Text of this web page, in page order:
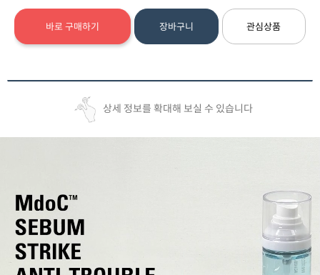
바로 구매하기 장바구니 관심상품
상세 정보를 확대해 보실 수 있습니다